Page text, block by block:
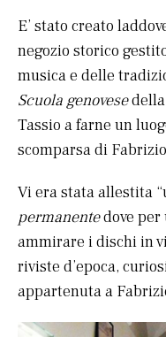
E’ stato creato
negozio storico
musica e delle
Scuola genovesedella
Tassio a farne un
scomparsa di
Vi era stata allestita
permanentedove per
ammirare i dischi in
riviste d’epoca,
appartenuta a